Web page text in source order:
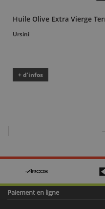
Huile Olive Extra Vierge
Ursini
+ d’infos
--
Paiement en ligne